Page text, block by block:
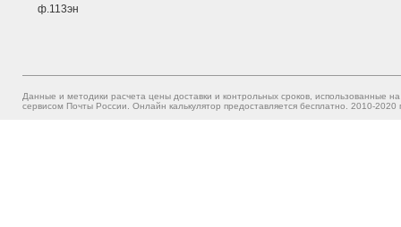
ф.113эн
Данные и методики расчета цены доставки и контрольных сроков, использованные
сервисом Почты России. Онлайн калькулятор предоставляется бесплатно. 2010-2020